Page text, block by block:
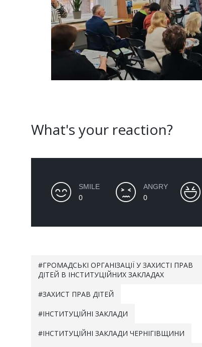
What's your reaction?
0
SMILE
0
ANGRY
ГРОМАДСЬКІ ОРГАНІЗАЦІЇ У ЗАХИСТІ ПРАВ
ДІТЕЙ В ІНСТИТУЦІЙНИХ ЗАКЛАДАХ
ЗАХИСТ ПРАВ ДІТЕЙ
ІНСТИТУЦІЙНІ ЗАКЛАДИ
ІНСТИТУЦІЙНІ ЗАКЛАДИ ЧЕРНІГІВЩИНИ